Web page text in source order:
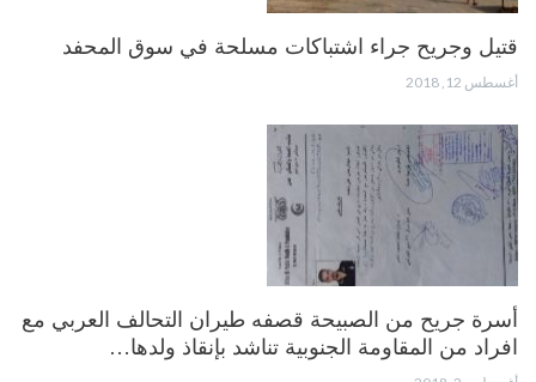
قتيل وجريح جراء اشتباكات مسلحة في سوق المحفد
أغسطس 12, 2018
أسرة جريح من الصبيحة قصفه طيران التحالف العربي مع
افراد من المقاومة الجنوبية تناشد بإنقاذ ولدها…